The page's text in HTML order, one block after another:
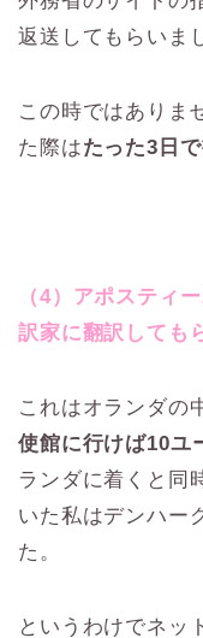
返送してもらいま
この時ではありま
た際はたった3日
（4）アポスティ
訳家に翻訳しても
これはオランダの
使館に行けば10ユ
ランダに着くと同
いた私はデンハー
た。
というわけでネッ